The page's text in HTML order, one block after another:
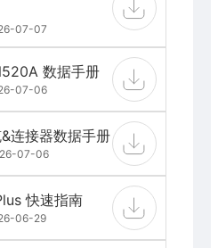
07-07
数据手册
07-06
连接器数据手册
07-06
快速指南
06-29